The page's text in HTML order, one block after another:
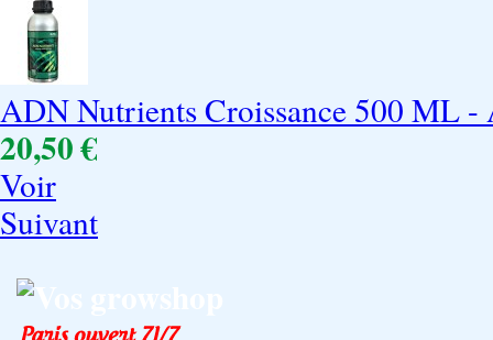
ADN Nutrients Croissance 500 ML
20,50 €
Voir
Suivant